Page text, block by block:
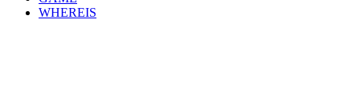
WHEREIS